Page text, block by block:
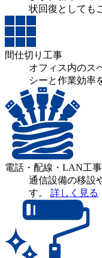
状回復としても
間仕切り工事
オフィス内のス
シーと作業効率
電話・配線・LAN工事
通信設備の移設
す。 詳しく見る